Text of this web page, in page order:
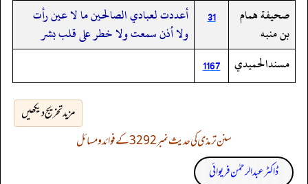
صحيفة همام
بن منبه
31
أعددت لعبادي الصالحين ما لا عين رأت
ولا أذن سمعت ولا خطر على قلب بشر
مسندالحميدي
1167
مزید تخریج دیکھیں
سنن ترمذی کی حدیث نمبر 3292 کے فوائد و مسائل
ڈاکٹر عبدالرحمٰن فریوائی